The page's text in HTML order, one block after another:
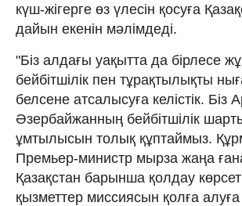
күш-жігерге өз үлесін қосуға
дайын екенін мәлімдеді.
"Біз алдағы уақытта да бірлесе
бейбітшілік пен тұрақтылықты
белсене атсалысуға келістік. Біз
Әзербайжанның бейбітшілік
ұмтылысын толық құптаймыз.
Премьер-министр мырза жаңа
Қазақстан барынша қолдау
қызметтер миссиясын қолға